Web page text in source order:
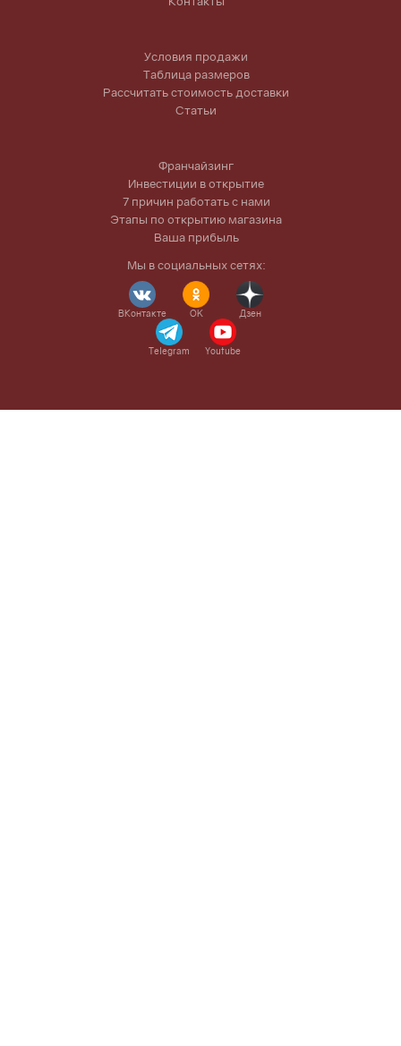
Условия продажи
Таблица размеров
Рассчитать стоимость доставки
Статьи
Франчайзинг
Инвестиции в открытие
7 причин работать с нами
Этапы по открытию магазина
Ваша прибыль
Мы в социальных сетях:
ВКонтакте OK Дзен
Telegram Youtube